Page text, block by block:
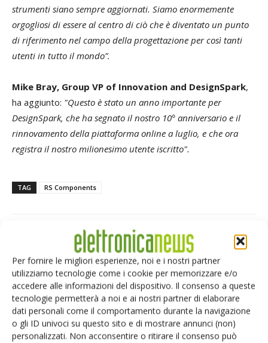
Per fornire le migliori esperienze, noi e i nostri partner
utilizziamo tecnologie come i cookie per memorizzare e/o
accedere alle informazioni del dispositivo. Il consenso a queste
tecnologie permetterà a noi e ai nostri partner di elaborare
dati personali come il comportamento durante la navigazione
o gli ID univoci su questo sito e di mostrare annunci (non)
personalizzati. Non acconsentire o ritirare il consenso può
strumenti siano sempre aggiornati. Siamo enormemente
orgogliosi di essere al centro di ciò che è diventato un punto
di riferimento nel campo della progettazione per così tanti
utenti in tutto il mondo”.
Mike Bray, Group VP of Innovation and DesignSpark,
ha aggiunto: "Questo è stato un anno importante per
DesignSpark, che ha segnato il nostro 10° anniversario e il
rinnovamento della piattaforma online a luglio, e che ora
registra il nostro milionesimo utente iscritto".
TAG RS Components
Facebook Twitter
ARTICOLI CORRELATI ALTRO DALL'AUTORE